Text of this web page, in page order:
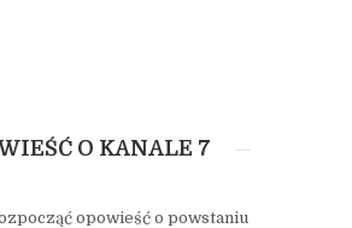
O KANALE 7
opowieść o powstaniu